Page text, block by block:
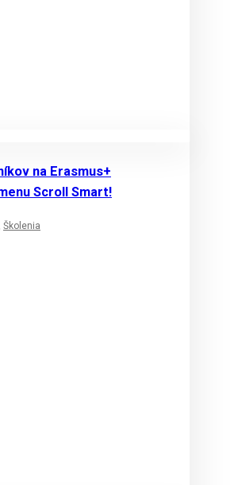
na Erasmus+
Scroll Smart!
Školenia